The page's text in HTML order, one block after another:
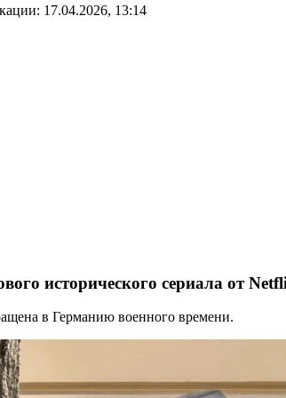
17.04.2026, 13:14
исторического сериала от
в Германию военного времени.